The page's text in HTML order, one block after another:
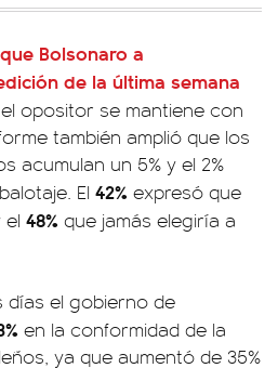
Bolsonaro a
de la última semana
opositor se mantiene con
también amplió que los
acumulan un 5% y el 2%
El 42% expresó que
el 48% que jamás elegiría a
días el gobierno de
en la conformidad de la
ya que aumentó de 35%